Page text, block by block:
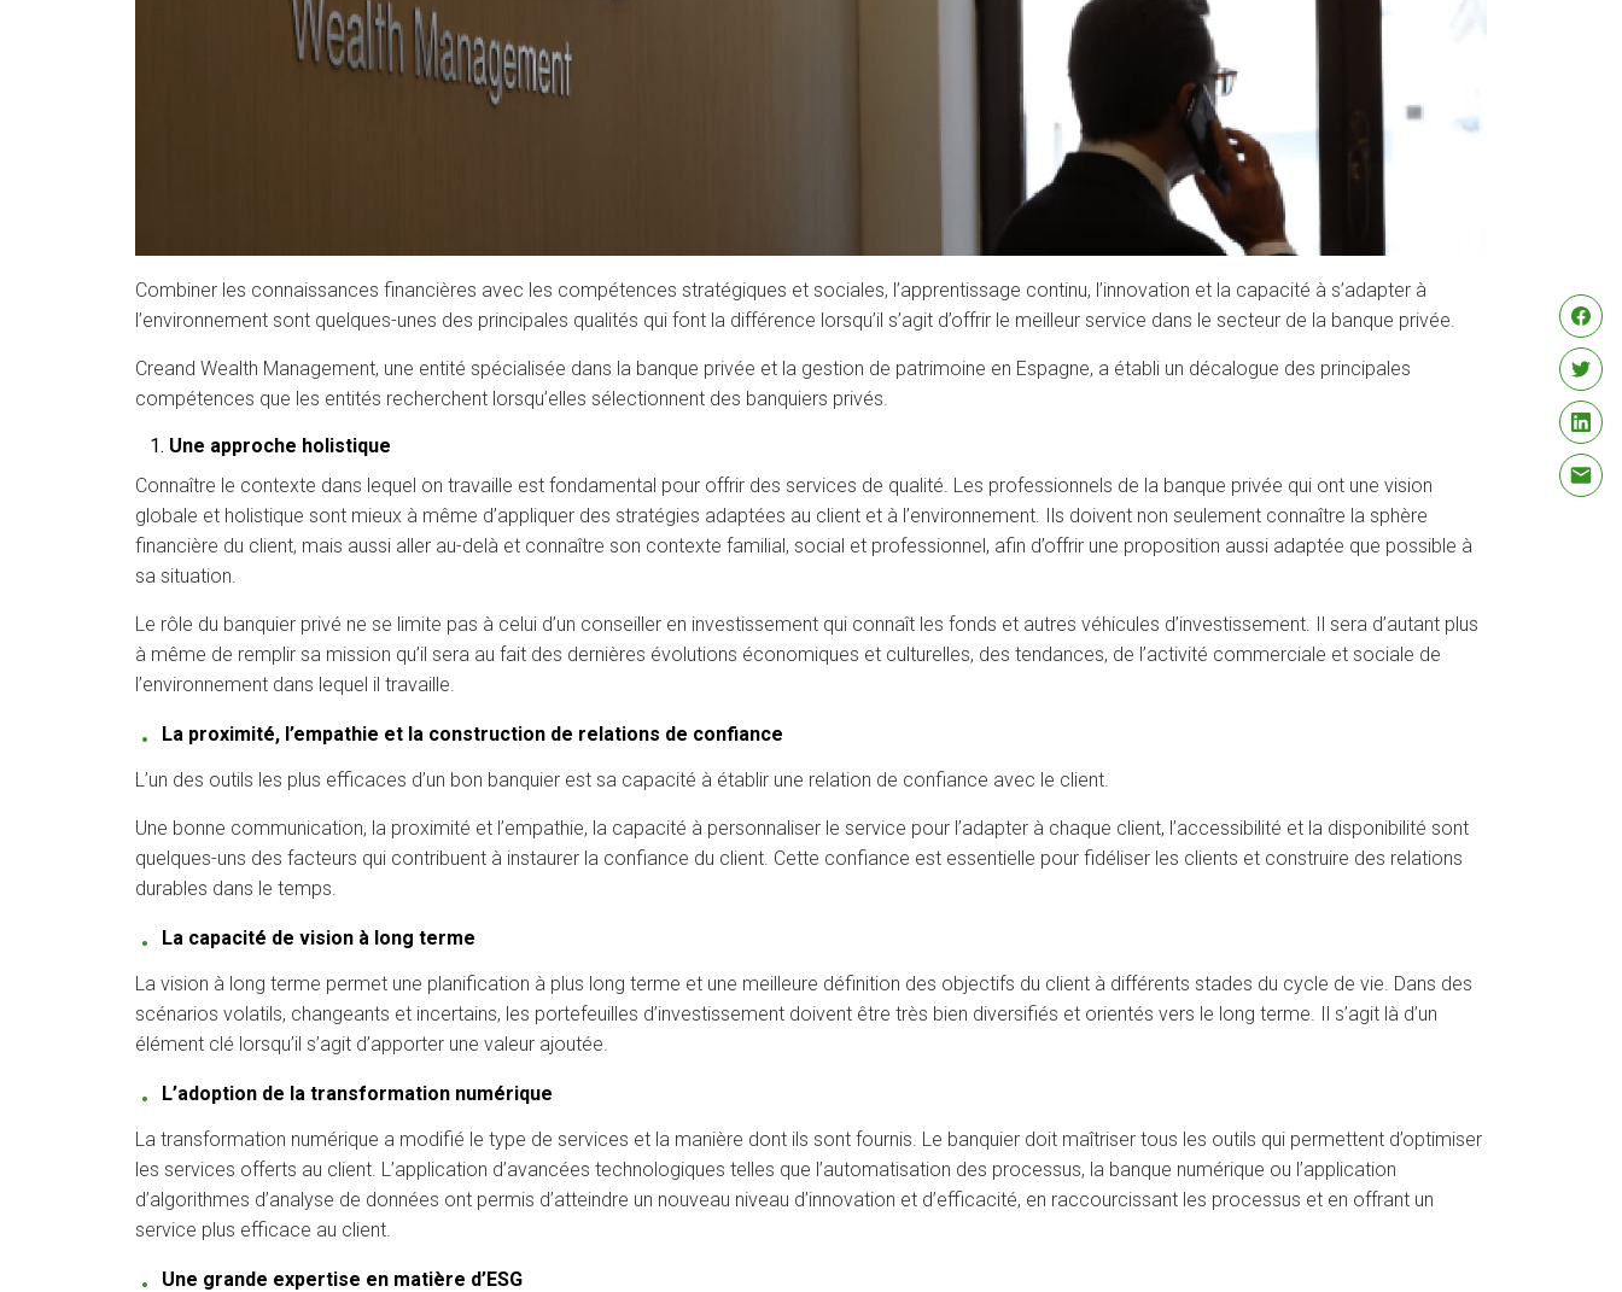
Combiner les connaissances financières avec les compétences stratégiques et sociales, l’apprentissage continu, l’innovation et la capacité à s’adapter à
l’environnement sont quelques-unes des principales qualités qui font la différence lorsqu’il s’agit d’offrir le meilleur service dans le secteur de la banque privée.
Creand Wealth Management, une entité spécialisée dans la banque privée et la gestion de patrimoine en Espagne, a établi un décalogue des principales
compétences que les entités recherchent lorsqu’elles sélectionnent des banquiers privés.
Une approche holistique
Connaître le contexte dans lequel on travaille est fondamental pour offrir des services de qualité. Les professionnels de la banque privée qui ont une vision
globale et holistique sont mieux à même d’appliquer des stratégies adaptées au client et à l’environnement. Ils doivent non seulement connaître la sphère
financière du client, mais aussi aller au-delà et connaître son contexte familial, social et professionnel, afin d’offrir une proposition aussi adaptée que possible à
sa situation.
Le rôle du banquier privé ne se limite pas à celui d’un conseiller en investissement qui connaît les fonds et autres véhicules d’investissement. Il sera d’autant plus
à même de remplir sa mission qu’il sera au fait des dernières évolutions économiques et culturelles, des tendances, de l’activité commerciale et sociale de
l’environnement dans lequel il travaille.
La proximité, l’empathie et la construction de relations de confiance
L’un des outils les plus efficaces d’un bon banquier est sa capacité à établir une relation de confiance avec le client.
Une bonne communication, la proximité et l’empathie, la capacité à personnaliser le service pour l’adapter à chaque client, l’accessibilité et la disponibilité sont
quelques-uns des facteurs qui contribuent à instaurer la confiance du client. Cette confiance est essentielle pour fidéliser les clients et construire des relations
durables dans le temps.
La capacité de vision à long terme
La vision à long terme permet une planification à plus long terme et une meilleure définition des objectifs du client à différents stades du cycle de vie. Dans des
scénarios volatils, changeants et incertains, les portefeuilles d’investissement doivent être très bien diversifiés et orientés vers le long terme. Il s’agit là d’un
élément clé lorsqu’il s’agit d’apporter une valeur ajoutée.
L’adoption de la transformation numérique
La transformation numérique a modifié le type de services et la manière dont ils sont fournis. Le banquier doit maîtriser tous les outils qui permettent d’optimiser
les services offerts au client. L’application d’avancées technologiques telles que l’automatisation des processus, la banque numérique ou l’application
d’algorithmes d’analyse de données ont permis d’atteindre un nouveau niveau d’innovation et d’efficacité, en raccourcissant les processus et en offrant un
service plus efficace au client.
Une grande expertise en matière d’ESG